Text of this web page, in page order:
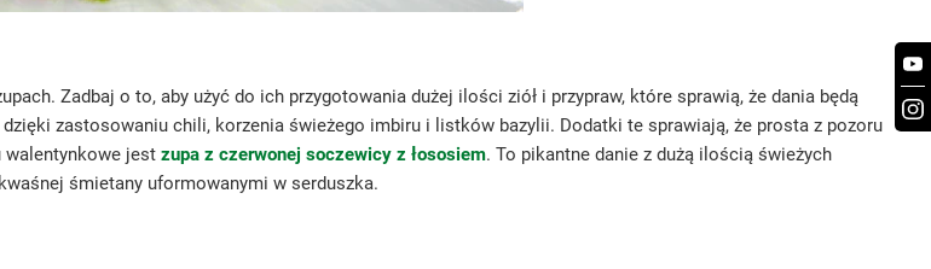
Zadbaj o to, aby użyć do ich przygotowania dużej ilości ziół i przypraw, które sprawią, że dania będą
dzięki zastosowaniu chili, korzenia świeżego imbiru i listków bazylii. Dodatki te sprawiają, że prosta z pozoru
walentynkowe jest zupa z czerwonej soczewicy z łososiem. To pikantne danie z dużą ilością świeżych
śmietany uformowanymi w serduszka.